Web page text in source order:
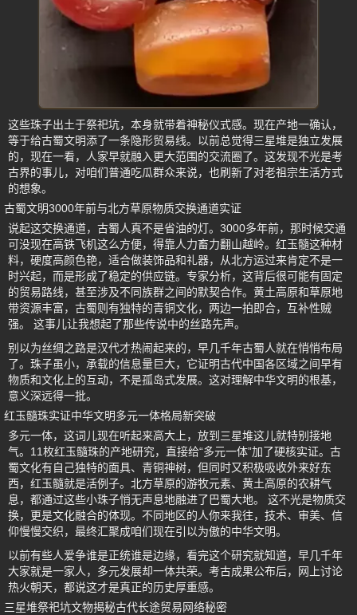
这些珠子出土于祭祀坑，本身就带着神秘仪式感。现在产地一确认，
等于给古蜀文明添了一条隐形贸易线。以前总觉得三星堆是独立发展
的，现在一看，人家早就融入更大范围的交流圈了。这发现不光是考
古界的事儿，对咱们普通吃瓜群众来说，也刷新了对老祖宗生活方式
的想象。
古蜀文明3000年前与北方草原物质交换通道实证
说起这交换通道，古蜀人真不是省油的灯。3000多年前，那时候交通
可没现在高铁飞机这么方便，得靠人力畜力翻山越岭。红玉髓这种材
料，硬度高颜色艳，适合做装饰品和礼器，从北方运过来肯定不是一
时兴起，而是形成了稳定的供应链。专家分析，这背后很可能有固定
的贸易路线，甚至涉及不同族群之间的默契合作。黄土高原和草原地
带资源丰富，古蜀则有独特的青铜文化，两边一拍即合，互补性贼
强。 这事儿让我想起了那些传说中的丝路先声。
别以为丝绸之路是汉代才热闹起来的，早几千年古蜀人就在悄悄布局
了。珠子虽小，承载的信息量巨大，它证明古代中国各区域之间早有
物质和文化上的互动，不是孤岛式发展。这对理解中华文明的根基，
意义深远得一批。
红玉髓珠实证中华文明多元一体格局新突破
多元一体，这词儿现在听起来高大上，放到三星堆这儿就特别接地
气。11枚红玉髓珠的产地研究，直接给“多元一体”加了硬核实证。古
蜀文化有自己独特的面具、青铜神树，但同时又积极吸收外来好东
西，红玉髓就是活例子。北方草原的游牧元素、黄土高原的农耕气
息，都通过这些小珠子悄无声息地融进了巴蜀大地。 这不光是物质交
换，更是文化融合的体现。不同地区的人你来我往，技术、审美、信
仰慢慢交织，最终汇聚成咱们现在引以为傲的中华文明。
以前有些人爱争谁是正统谁是边缘，看完这个研究就知道，早几千年
大家就是一家人，多元发展却一体共荣。考古成果公布后，网上讨论
热火朝天，都说这才是真正的历史厚重感。
三星堆祭祀坑文物揭秘古代长途贸易网络秘密